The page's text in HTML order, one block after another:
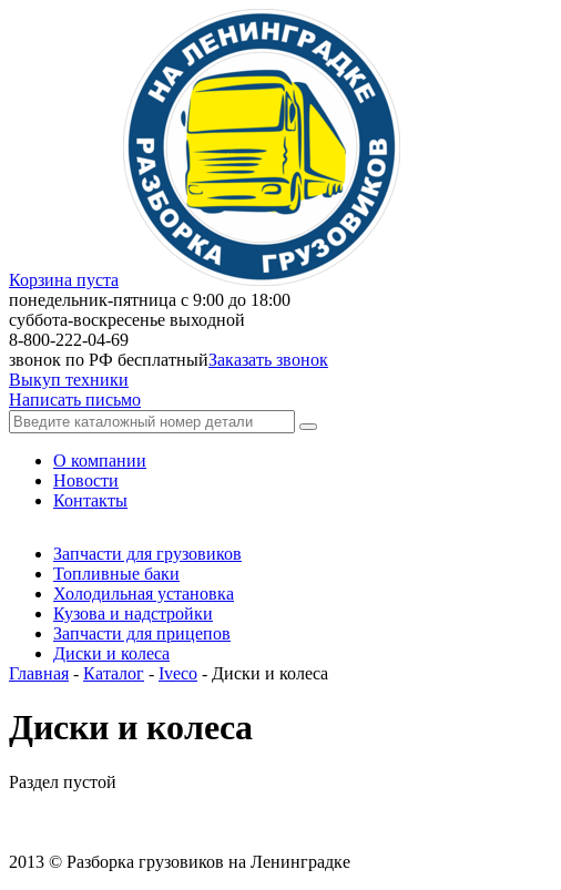
Корзина пуста
понедельник-пятница с 9:00 до 18:00
суббота-воскресенье выходной
8-800-222-04-69
звонок по РФ бесплатныйЗаказать звонок
Выкуп техники
Написать письмо
О компании
Новости
Контакты
Запчасти для грузовиков
Топливные баки
Холодильная установка
Кузова и надстройки
Запчасти для прицепов
Диски и колеса
Главная - Каталог - Iveco - Диски и колеса
Диски и колеса
Раздел пустой
2013 © Разборка грузовиков на Ленинградке